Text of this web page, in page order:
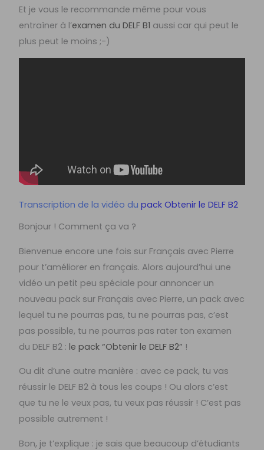
Et je vous le recommande même pour vous
entraîner à l’examen du DELF B1 aussi car qui peut le
plus peut le moins ;-)
Transcription de la vidéo dupack Obtenir le DELF B2
Bonjour ! Comment ça va ?
Bienvenue encore une fois sur Français avec Pierre
pour t’améliorer en français. Alors aujourd’hui une
vidéo un petit peu spéciale pour annoncer un
nouveau pack sur Français avec Pierre, un pack avec
lequel tu ne pourras pas, tu ne pourras pas, c’est
pas possible, tu ne pourras pas rater ton examen
du DELF B2 :le pack “Obtenir le DELF B2” !
Ou dit d’une autre manière : avec ce pack, tu vas
réussir le DELF B2 à tous les coups ! Ou alors c’est
que tu ne le veux pas, tu veux pas réussir ! C’est pas
possible autrement !
Bon, je t’explique : je sais que beaucoup d’étudiants